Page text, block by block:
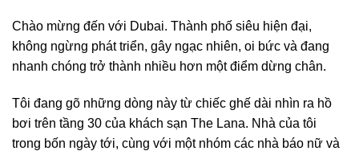
Chào mừng đến với Dubai. Thành phố siêu hiện đại,
không ngừng phát triển, gây ngạc nhiên, oi bức và đang
nhanh chóng trở thành nhiều hơn một điểm dừng chân.
Tôi đang gõ những dòng này từ chiếc ghế dài nhìn ra hồ
bơi trên tầng 30 của khách sạn The Lana. Nhà của tôi
trong bốn ngày tới, cùng với một nhóm các nhà báo nữ và